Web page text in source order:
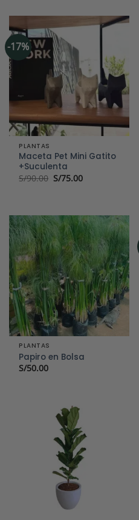
S/25.00
hasta
-17%
PLANTAS
Maceta Pet Mini Gatito
+Suculenta
S/90.00 El
precio
S/75.00El
PLANTAS
Papiro en Bolsa
S/50.00